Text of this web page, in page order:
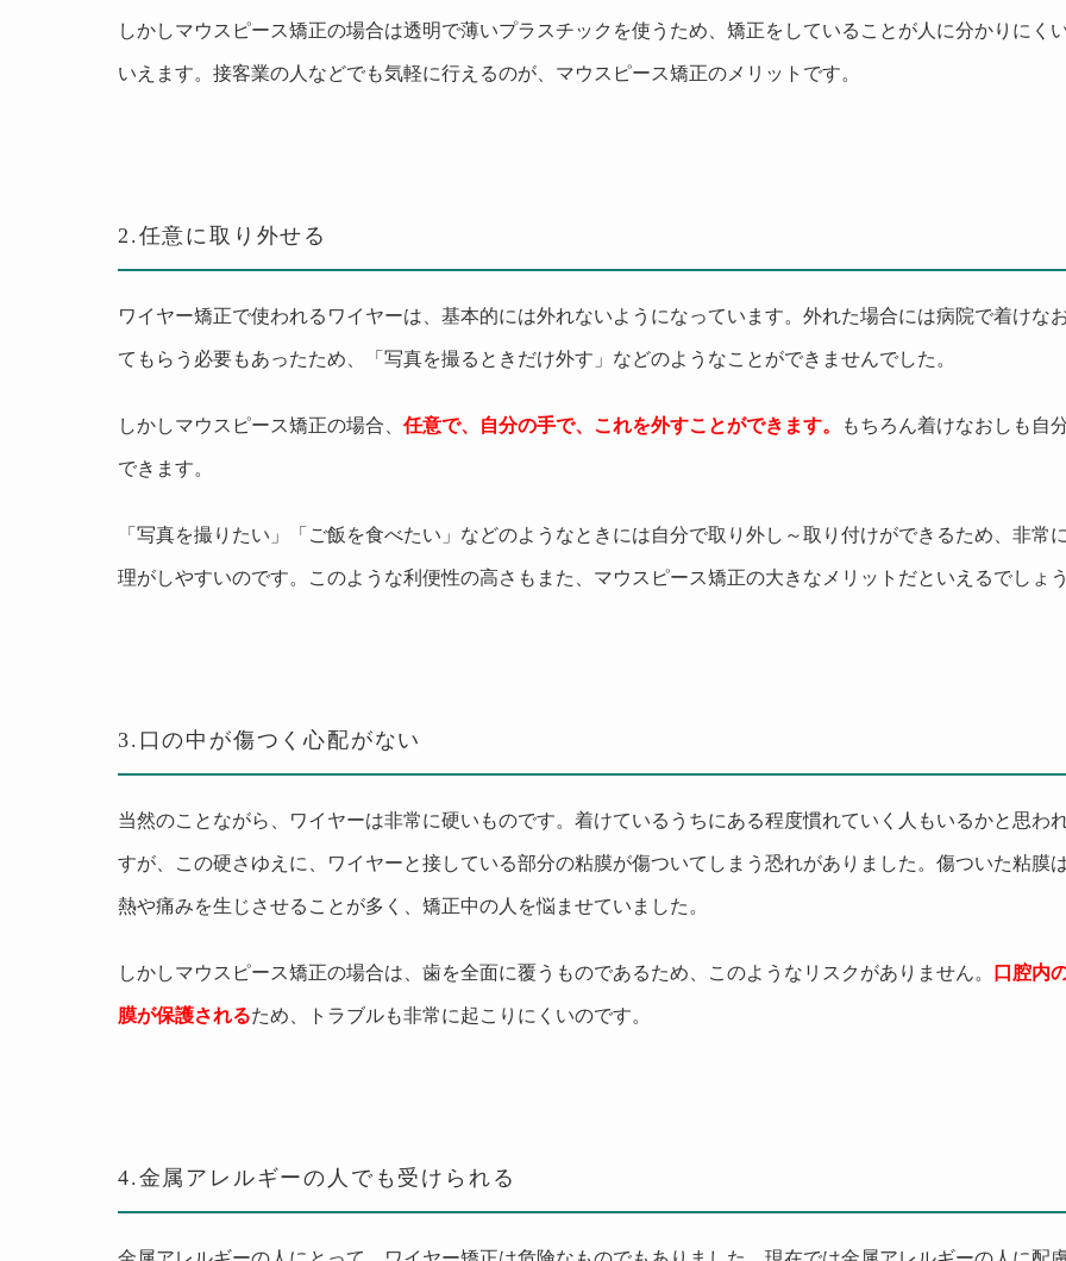
しかしマウスピース矯正の場合は透明で薄いプラスチックを使うため、矯正をしていることが人に分かりにく
いえます。接客業の人などでも気軽に行えるのが、マウスピース矯正のメリットです。
2.任意に取り外せる
ワイヤー矯正で使われるワイヤーは、基本的には外れないようになっています。外れた場合には病院で着けな
てもらう必要もあったため、「写真を撮るときだけ外す」などのようなことができませんでした。
しかしマウスピース矯正の場合、任意で、自分の手で、これを外すことができます。 もちろん着けなおしも自
できます。
「写真を撮りたい」「ご飯を食べたい」などのようなときには自分で取り外し～取り付けができるため、非常
理がしやすいのです。このような利便性の高さもまた、マウスピース矯正の大きなメリットだといえるでしょう
3. 口の中が傷つく心配がない
当然のことながら、ワイヤーは非常に硬いものです。着けているうちにある程度慣れていく人もいるかと思わ
すが、この硬さゆえに、ワイヤーと接している部分の粘膜が傷ついてしまう恐れがありました。傷ついた粘膜は
熱や痛みを生じさせることが多く、矯正中の人を悩ませていました。
しかしマウスピース矯正の場合は、歯を全面に覆うものであるため、このようなリスクがありません。 口腔内
膜が保護されるため、トラブルも非常に起こりにくいのです。
4.金属アレルギーの人でも受けられる